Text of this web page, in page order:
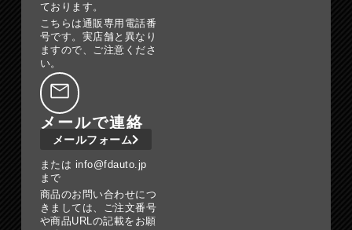
ております。
こちらは通販専用電話番
号です。実店舗と異なり
ますので、ご注意くださ
い。
メールで連絡
メールフォーム
または info@fdauto.jp
まで
商品のお問い合わせにつ
きましては、ご注文番号
や商品URLの記載をお願